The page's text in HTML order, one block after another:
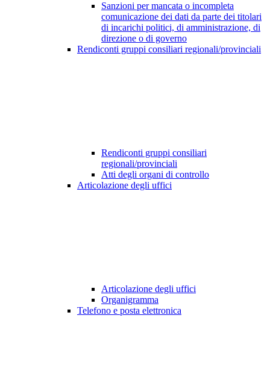
Sanzioni per mancata o incompleta
comunicazione dei dati da parte dei titolari
di incarichi politici, di amministrazione, di
direzione o di governo
Rendiconti gruppi consiliari regionali/provinciali
Rendiconti gruppi consiliari
regionali/provinciali
Atti degli organi di controllo
Articolazione degli uffici
Articolazione degli uffici
Organigramma
Telefono e posta elettronica